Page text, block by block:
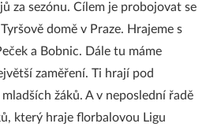
za sezónu. Cílem je probojovat se
domě v Praze. Hrajeme s
a Bobnic. Dále tu máme
zaměření. Ti hrají pod
žáků. A v neposlední řadě
který hraje florbalovou Ligu